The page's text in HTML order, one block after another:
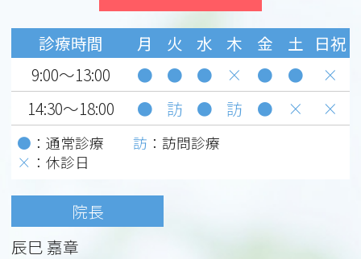
● ：通常診療 訪 ：訪問診療
× ：休診日
診療時間 月 火 水 木 金 土 日祝
9:00～13:00
● ● ● × ● ●
×
14:30～18:00
● 訪 ● 訪 ● × ×
院長
辰巳 嘉章